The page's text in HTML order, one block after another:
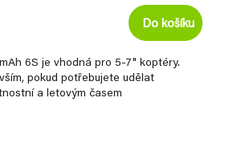
Do košíku
6S je vhodná pro 5-7" koptéry.
pokud potřebujete udělat
a letovým časem